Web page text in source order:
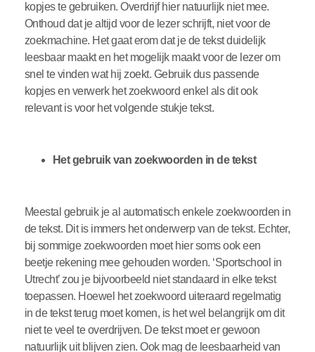
kopjes te gebruiken. Overdrijf hier natuurlijk niet mee.
Onthoud dat je altijd voor de lezer schrijft, niet voor de
zoekmachine. Het gaat erom dat je de tekst duidelijk
leesbaar maakt en het mogelijk maakt voor de lezer om
snel te vinden wat hij zoekt. Gebruik dus passende
kopjes en verwerk het zoekwoord enkel als dit ook
relevant is voor het volgende stukje tekst.
Het gebruik van zoekwoorden in de tekst
Meestal gebruik je al automatisch enkele zoekwoorden in
de tekst. Dit is immers het onderwerp van de tekst. Echter,
bij sommige zoekwoorden moet hier soms ook een
beetje rekening mee gehouden worden. ‘Sportschool in
Utrecht’ zou je bijvoorbeeld niet standaard in elke tekst
toepassen. Hoewel het zoekwoord uiteraard regelmatig
in de tekst terug moet komen, is het wel belangrijk om dit
niet te veel te overdrijven. De tekst moet er gewoon
natuurlijk uit blijven zien. Ook mag de leesbaarheid van